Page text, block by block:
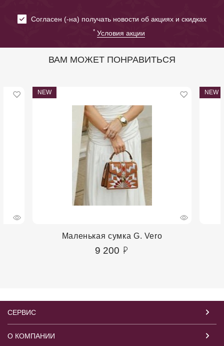
Cогласен (-на) получать новости об акциях и скидках
* Условия акции
ВАМ МОЖЕТ ПОНРАВИТЬСЯ
NEW
Маленькая сумка G. Vero
9 200
NEW
СЕРВИС
О КОМПАНИИ